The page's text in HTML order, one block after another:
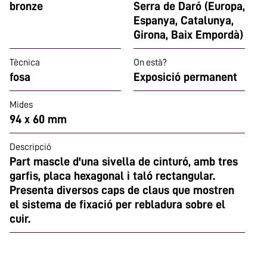
bronze
Serra de Daró (Europa,
Espanya, Catalunya,
Girona, Baix Empordà)
Tècnica
fosa
On està?
Exposició permanent
Mides
94 x 60 mm
Descripció
Part mascle d'una sivella de cinturó, amb tres
garfis, placa hexagonal i taló rectangular.
Presenta diversos caps de claus que mostren
el sistema de fixació per rebladura sobre el
cuir.